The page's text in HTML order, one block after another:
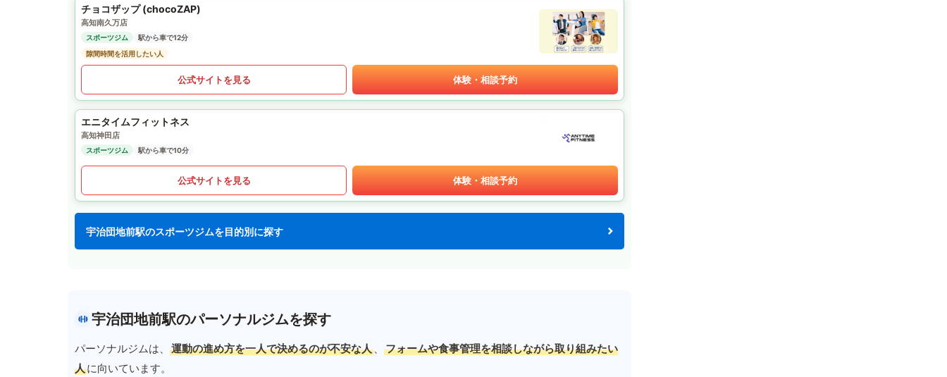
チョコザップ (chocoZAP)
高知南久万店
スポーツジム
駅から車で12分
隙間時間を活用したい人
公式サイトを見る 体験・相談予約
エニタイムフィットネス
高知神田店
スポーツジム 駅から車で10分
公式サイトを見る 体験・相談予約
宇治団地前駅のスポーツジムを目的別に探す
宇治団地前駅のパーソナルジムを探す
パーソナルジムは、 運動の進め方を一人で決めるのが不安な人 、
フォームや食事管理を相談しながら取り組みたい
人に向いています。